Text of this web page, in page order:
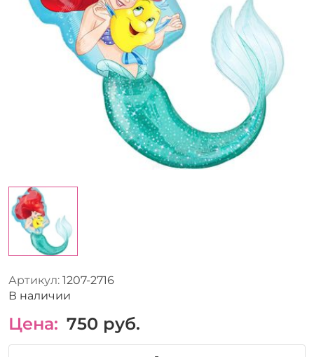
Артикул: 1207-2716
В наличии
Цена: 750 руб.